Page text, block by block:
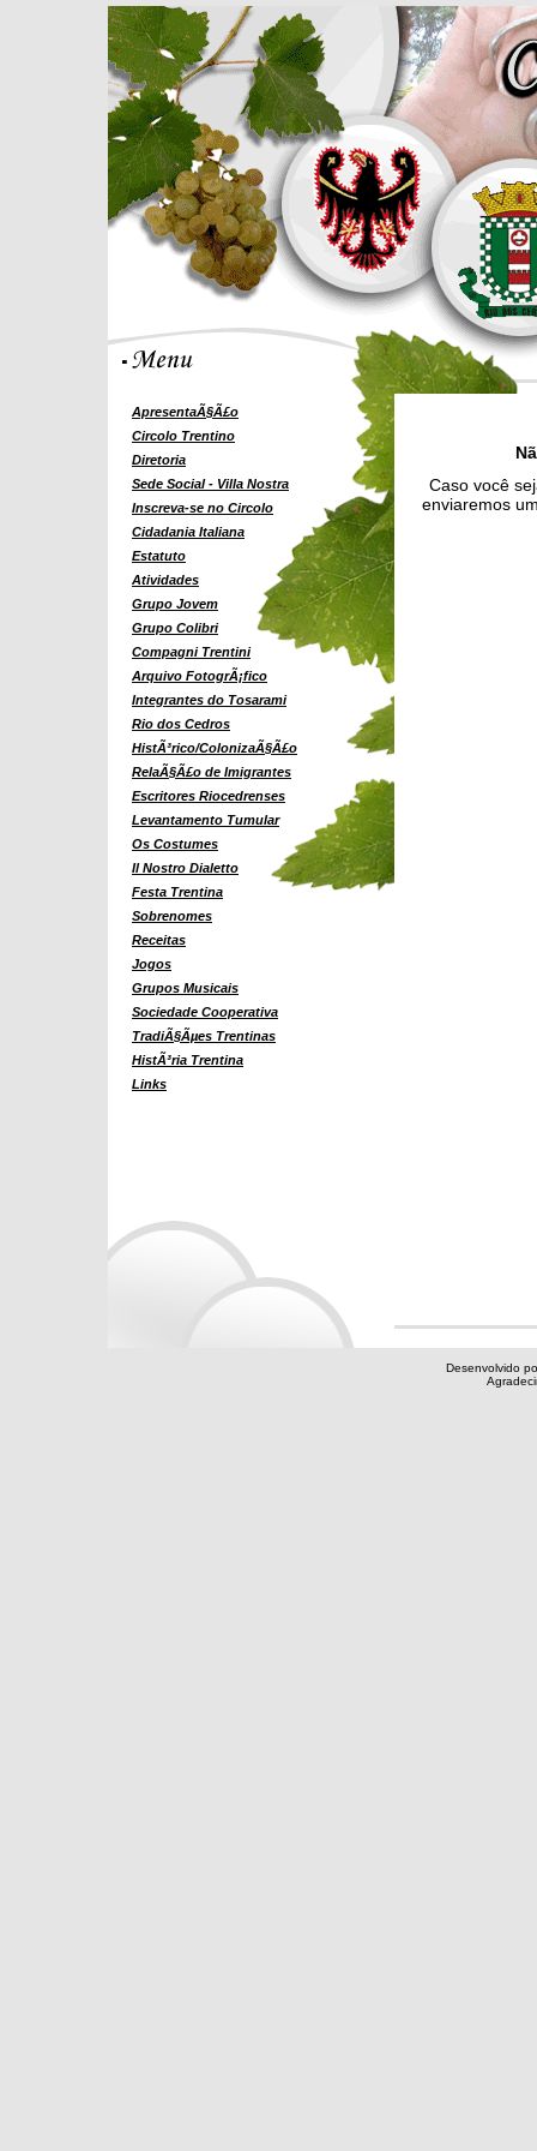
ApresentaÃ§Ã£o
Circolo Trentino
Diretoria
Sede Social - Villa Nostra
Inscreva-se no Circolo
Cidadania Italiana
Estatuto
Atividades
Grupo Jovem
Grupo Colibri
Compagni Trentini
Arquivo FotogrÃ¡fico
Integrantes do Tosarami
Rio dos Cedros
HistÃ³rico/ColonizaÃ§Ã£o
RelaÃ§Ã£o de Imigrantes
Escritores Riocedrenses
Levantamento Tumular
Os Costumes
Il Nostro Dialetto
Festa Trentina
Sobrenomes
Receitas
Jogos
Grupos Musicais
Sociedade Cooperativa
TradiÃ§Ãµes Trentinas
HistÃ³ria Trentina
Links
Caso você
enviaremos
Desenvolvido